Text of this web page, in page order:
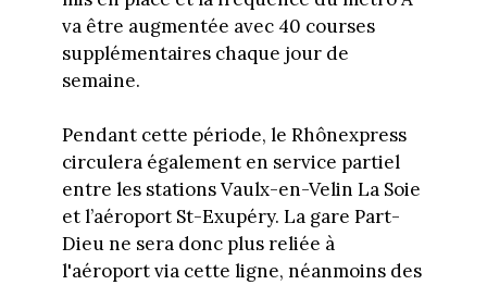
va être augmentée avec 40 courses
supplémentaires chaque jour de
semaine.
Pendant cette période, le Rhônexpress
circulera également en service partiel
entre les stations Vaulx-en-Velin La Soie
et l’aéroport St-Exupéry. La gare Part-
Dieu ne sera donc plus reliée à
l'aéroport via cette ligne, néanmoins des